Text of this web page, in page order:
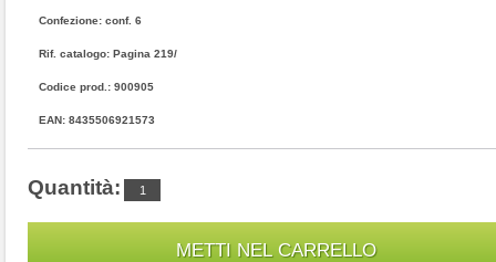
Confezione: conf. 6
Rif. catalogo: Pagina 219/
Codice prod.: 900905
EAN: 8435506921573
Quantità: